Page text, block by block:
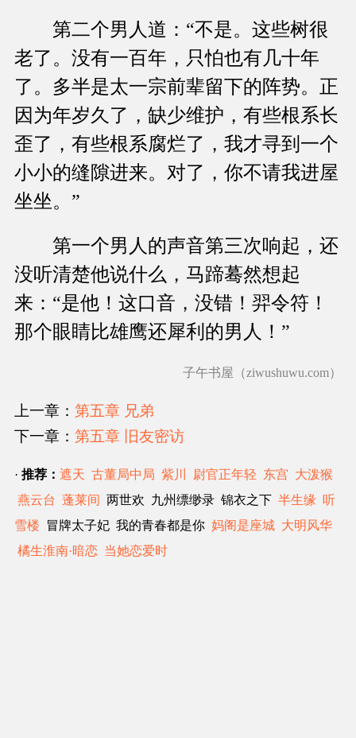
第二个男人道：“不是。这些树很
老了。没有一百年，只怕也有几十年
了。多半是太一宗前辈留下的阵势。正
因为年岁久了，缺少维护，有些根系长
歪了，有些根系腐烂了，我才寻到一个
小小的缝隙进来。对了，你不请我进屋
坐坐。”
第一个男人的声音第三次响起，还
没听清楚他说什么，马蹄蓦然想起
来：“是他！这口音，没错！羿令符！
那个眼睛比雄鹰还犀利的男人！”
子午书屋（ziwushuwu.com）
上一章： 第五章 兄弟
下一章： 第五章 旧友密访
· 推荐： 遮天 古董局中局 紫川 尉官正年轻 东宫 大泼猴
燕云台 蓬莱间 两世欢 九州缥缈录 锦衣之下 半生缘 听
雪楼 冒牌太子妃 我的青春都是你 妈阁是座城 大明风华
橘生淮南·暗恋 当她恋爱时